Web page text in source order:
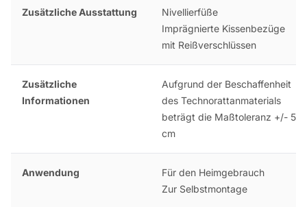
Zusätzliche Ausstattung
Nivellierfüße
Imprägnierte Kissenbezüge
mit Reißverschlüssen
Zusätzliche
Informationen
Aufgrund der Beschaffenheit
des Technorattanmaterials
beträgt die Maßtoleranz +/- 5
cm
Anwendung
Für den Heimgebrauch
Zur Selbstmontage